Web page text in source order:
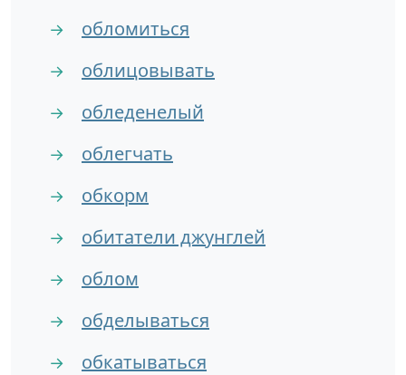
→ обломиться
→ облицовывать
→ обледенелый
→ облегчать
→ обкорм
→ обитатели джунглей
→ облом
→ обделываться
→ обкатываться